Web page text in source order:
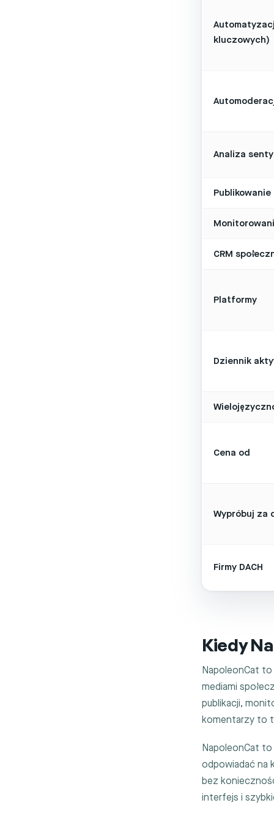
kluczowych)
Analiza
CRM
Platformy
Dziennik
Cena od
Wypróbuj za
Firmy DACH
Kiedy
NapoleonCat to
mediami
publikacji,
komentarzy to
NapoleonCat
odpowiadać na
bez
interfejs i